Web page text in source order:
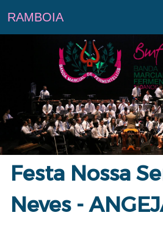
RAMBOIA
Festa Nossa
Neves -